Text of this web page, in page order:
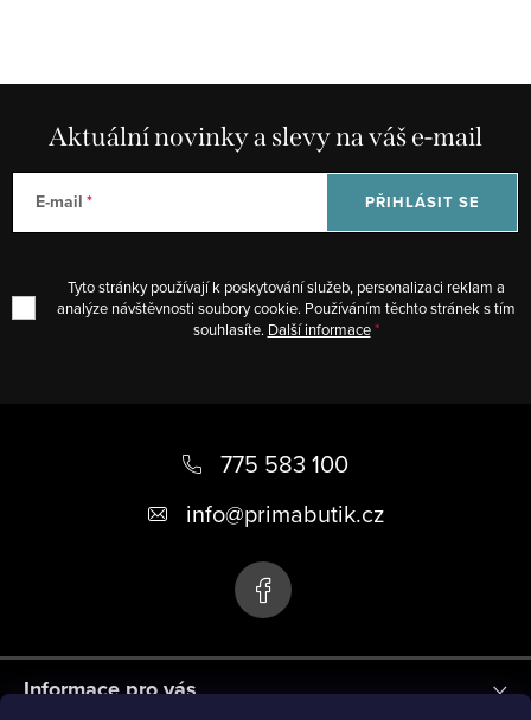
p
v
n
Aktuální novinky a slevy na váš e-mail
E-mail
Tyto stránky používají k poskytování služeb, personalizaci reklam a
analýze návštěvnosti soubory cookie. Používáním těchto stránek s tím
souhlasíte. Další informace
PŘIHLÁSIT SE
775 583 100
info@primabutik.cz
Informace pro vás